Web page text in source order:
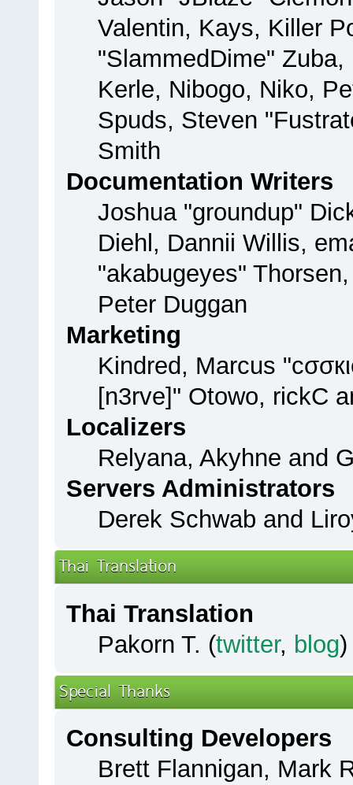
Valentin, Kays, Killer
"SlammedDime"
Kerle, Nibogo, Niko,
Spuds, Steven
Smith
Documentation Writers
Joshua "groundup"
Diehl, Dannii Willis,
"akabugeyes"
Peter Duggan
Marketing
Kindred, Marcus
[n3rve]" Otowo, rickC
Localizers
Relyana, Akyhne and
Servers Administrators
Derek Schwab and
Thai Translation
Thai Translation
Pakorn T. (twitter, blog)
Special Thanks
Consulting Developers
Brett Flannigan, Mark